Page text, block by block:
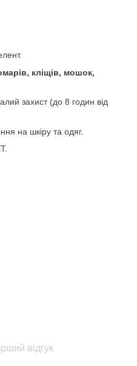
кліщів, мошок,
захист (до 8 годин від
на шкіру та одяг.
відгук